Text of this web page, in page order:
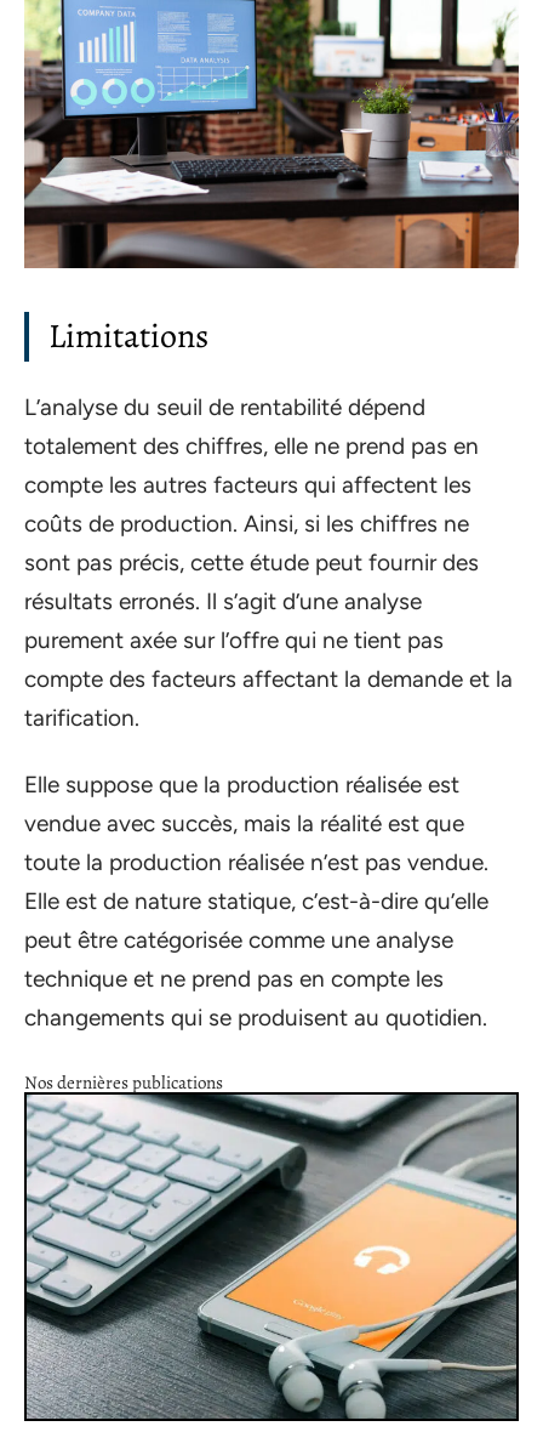
Limitations
L’analyse du seuil de rentabilité dépend
totalement des chiffres, elle ne prend pas en
compte les autres facteurs qui affectent les
coûts de production. Ainsi, si les chiffres ne
sont pas précis, cette étude peut fournir des
résultats erronés. Il s’agit d’une analyse
purement axée sur l’offre qui ne tient pas
compte des facteurs affectant la demande et la
tarification.
Elle suppose que la production réalisée est
vendue avec succès, mais la réalité est que
toute la production réalisée n’est pas vendue.
Elle est de nature statique, c’est-à-dire qu’elle
peut être catégorisée comme une analyse
technique et ne prend pas en compte les
changements qui se produisent au quotidien.
Nos dernières publications